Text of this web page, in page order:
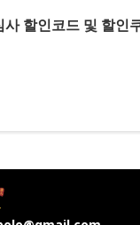
사 할인코드 및 할인